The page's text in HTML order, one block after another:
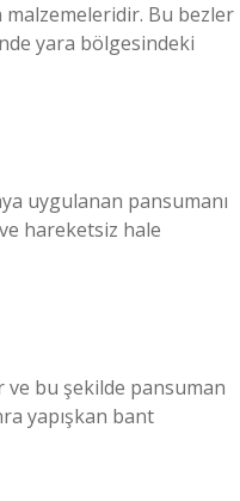
malzemeleridir. Bu bezler
yara bölgesindeki
uygulanan pansumanı
hareketsiz hale
ve bu şekilde pansuman
yapışkan bant